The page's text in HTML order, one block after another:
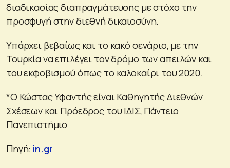
διαδικασίας διαπραγμάτευσης με στόχο την
προσφυγή στην διεθνή δικαιοσύνη.
Υπάρχει βεβαίως και το κακό σενάριο, με την
Τουρκία να επιλέγει τον δρόμο των απειλών και
του εκφοβισμού όπως το καλοκαίρι του 2020.
*Ο Κώστας Υφαντής είναι Καθηγητής Διεθνών
Σχέσεων και Πρόεδρος του ΙΔΙΣ, Πάντειο
Πανεπιστήμιο
Πηγή: in.gr